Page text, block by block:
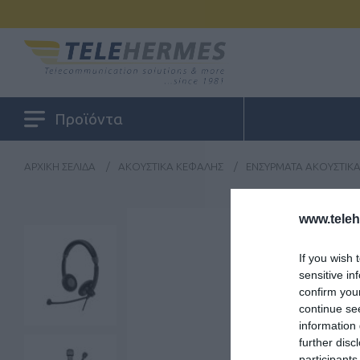
If you wish
sensitive
confirm
continue
information
further
Προϊόντα
ΑΡΧΙΚΉ ΣΕΛΊΔΑ / ΑΚΟΥΣΤΙΚΆ ΚΕΦΑΛΉΣ / ΕΝΣΎΡΜΑΤΑ ΑΚΟΥΣΤΙΚΆ